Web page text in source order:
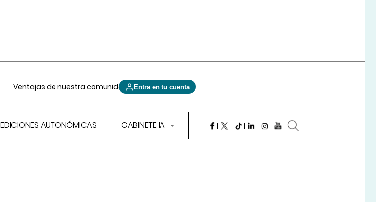
Ventajas de nuestra comunidad Entra en tu cuenta
EDICIONES AUTONÓMICAS GABINETE IA